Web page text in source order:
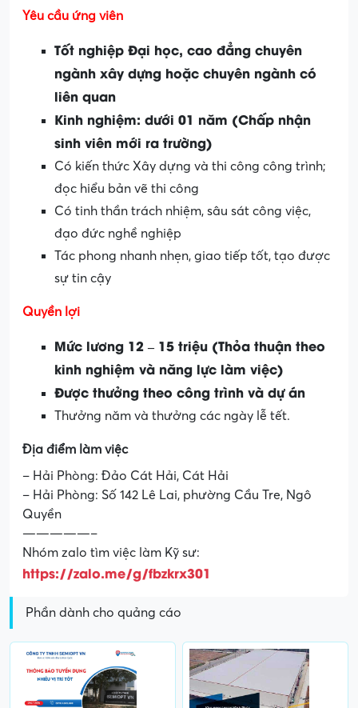
Yêu cầu ứng viên
Tốt nghiệp Đại học, cao đẳng chuyên
ngành xây dựng hoặc chuyên ngành có
liên quan
Kinh nghiệm: dưới 01 năm (Chấp nhận
sinh viên mới ra trường)
Có kiến thức Xây dựng và thi công công trình;
đọc hiểu bản vẽ thi công
Có tinh thần trách nhiệm, sâu sát công việc,
đạo đức nghề nghiệp
Tác phong nhanh nhẹn, giao tiếp tốt, tạo được
sự tin cậy
Quyền lợi
Mức lương 12 – 15 triệu (Thỏa thuận theo
kinh nghiệm và năng lực làm việc)
Được thưởng theo công trình và dự án
Thưởng năm và thưởng các ngày lễ tết.
Địa điểm làm việc
– Hải Phòng: Đảo Cát Hải, Cát Hải
– Hải Phòng: Số 142 Lê Lai, phường Cầu Tre, Ngô
Quyền
—————–
Nhóm zalo tìm việc làm Kỹ sư:
https://zalo.me/g/fbzkrx301
Phần dành cho quảng cáo